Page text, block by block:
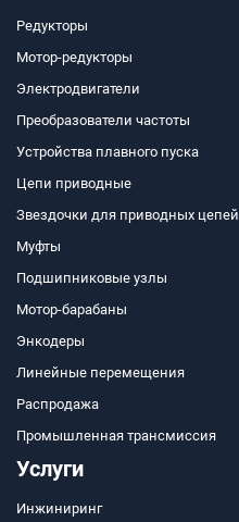
Редукторы
Мотор-редукторы
Электродвигатели
Преобразователи частоты
Устройства плавного пуска
Цепи приводные
Звездочки для приводных цепей
Муфты
Подшипниковые узлы
Мотор-барабаны
Энкодеры
Линейные перемещения
Распродажа
Промышленная трансмиссия
Услуги
Инжиниринг